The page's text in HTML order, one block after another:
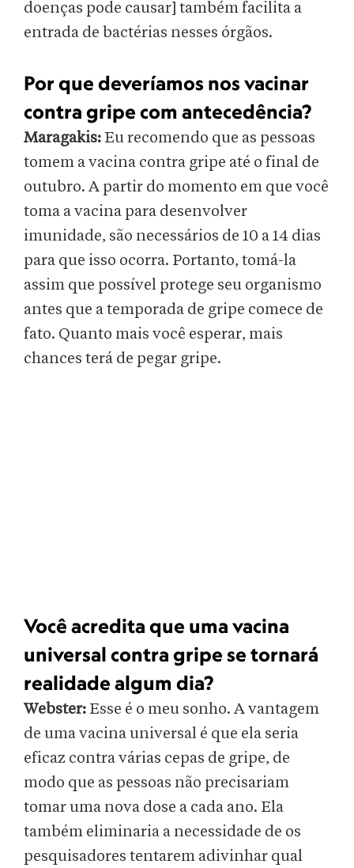
doenças pode causar] também facilita a
entrada de bactérias nesses órgãos.
Por que deveríamos nos vacinar
contra gripe com antecedência?
Maragakis: Eu recomendo que as pessoas
tomem a vacina contra gripe até o final de
outubro. A partir do momento em que você
toma a vacina para desenvolver
imunidade, são necessários de 10 a 14 dias
para que isso ocorra. Portanto, tomá-la
assim que possível protege seu organismo
antes que a temporada de gripe comece de
fato. Quanto mais você esperar, mais
chances terá de pegar gripe.
Você acredita que uma vacina
universal contra gripe se tornará
realidade algum dia?
Webster: Esse é o meu sonho. A vantagem
de uma vacina universal é que ela seria
eficaz contra várias cepas de gripe, de
modo que as pessoas não precisariam
tomar uma nova dose a cada ano. Ela
também eliminaria a necessidade de os
pesquisadores tentarem adivinhar qual